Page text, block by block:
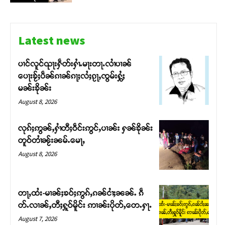
Latest news
ပၢင်လူင်ၺႃးႁဵတ်းႁၢႆႉမႃးတႃႉလၢႆပၢၼ် ​​
ပေႃးၶႂ်ႈပဵၼ်ၵၢၼ်ၵႃႈလႆႈၵႂႃႇၸွမ်းႁွႆႈ
မၼ်းၶိုၼ်း
August 8, 2026
လုၵ်ႈဢွၼ်ႇႁၢႆတီႈဝဵင်းဢွင်ႇပၢၼ်း ႁၼ်ၶိုၼ်း
တူဝ်တၢႆၼႂ်းၼမ်ႉမေႃႇ
August 8, 2026
တႃႇထႆး-မၢၼ်ႈၶဝ်ႈဢွၵ်ႇၵၼ်ငၢႆႈၼၼ်ႉ ၵဵ
တ်ႉလၢၼ်ႇတီႈႁူဝ်မိူင်း ဢၢၼ်းပိုတ်ႇတေႉႁႃႉ
August 7, 2026